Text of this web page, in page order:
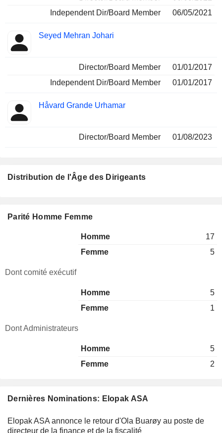
Independent Dir/Board Member
06/05/2021
Seyed Mehran Johari
Director/Board Member
01/01/2017
Independent Dir/Board Member
01/01/2017
Håvard Grande Urhamar
Director/Board Member 01/08/2023
Dernières Nominations: Elopak ASA
Elopak ASA annonce le retour d'Ola Buarøy au poste de
directeur de la finance et de la fiscalité
Distribution de l'Âge des Dirigeants
Parité Homme Femme
Homme
17
Femme
5
Dont comité exécutif
Homme
5
Femme
1
Dont Administrateurs
Homme
5
Femme
2